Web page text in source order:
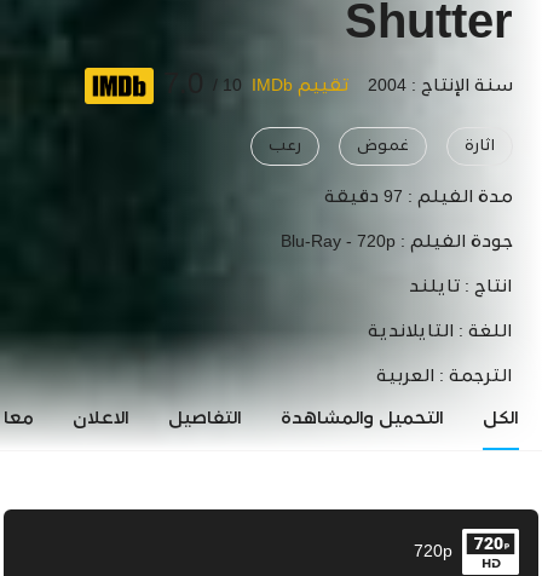
Shutter
سنة الإنتاج : 2004 تقييم IMDb 10 /
اثارة غموض رعب
مدة الفيلم : 97 دقيقة
جودة الفيلم : Blu-Ray - 720p
انتاج : تايلند
اللغة : التايلاندية
الترجمة : العربية
الكل التحميل والمشاهدة التفاصيل الاعلان
720p